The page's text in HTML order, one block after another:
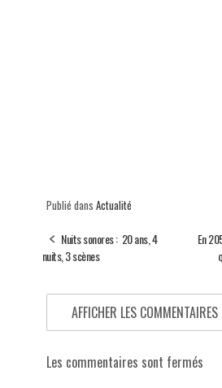
Publié dans Actualité
Nuits sonores : 20 ans, 4
nuits, 3 scènes
En
AFFICHER LES COMMENTAIRES
Les commentaires sont fermés